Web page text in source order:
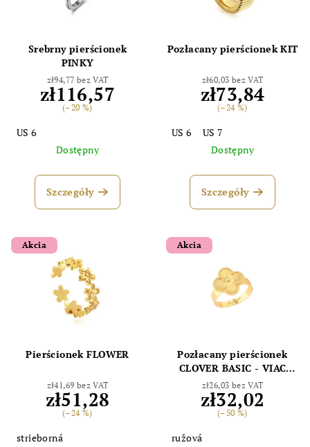
Srebrny pierścionek
PINKY
zł94,77 bez VAT
zł116,57
(–20 %)
US 6
Dostępny
Szczegóły
Pozłacany pierścionek KIT
zł60,03 bez VAT
zł73,84
(–24 %)
US 6
US 7
Dostępny
Szczegóły
Akcia
Pierścionek FLOWER
zł41,69 bez VAT
zł51,28
(–24 %)
strieborná
Akcia
Pozłacany pierścionek
CLOVER BASIC - VIAC
FARIEB
zł26,03 bez VAT
zł32,02
(–50 %)
ružová